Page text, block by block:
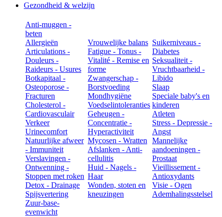
Gezondheid & welzijn
Anti-muggen -
beten
Allergieën
Articulations -
Douleurs -
Raideurs - Usures
Botkapitaal -
Osteoporose -
Fracturen
Cholesterol -
Cardiovasculair
Verkeer
Urinecomfort
Natuurlijke afweer
- Immuniteit
Verslavingen -
Ontwenning -
Stoppen met roken
Detox - Drainage
Spijsvertering
Zuur-base-
evenwicht
Vrouwelijke balans
Fatigue - Tonus -
Vitalité - Remise en
forme
Zwangerschap -
Borstvoeding
Mondhygiëne
Voedselintoleranties
Geheugen -
Concentratie -
Hyperactiviteit
Mycosen - Wratten
Afslanken - Anti-
cellulitis
Huid - Nagels -
Haar
Wonden, stoten en
kneuzingen
Suikerniveaus -
Diabetes
Seksualiteit -
Vruchtbaarheid -
Libido
Slaap
Speciale baby's en
kinderen
Atleten
Stress - Depressie -
Angst
Mannelijke
aandoeningen -
Prostaat
Vieillissement -
Antioxydants
Visie - Ogen
Ademhalingsstelsel